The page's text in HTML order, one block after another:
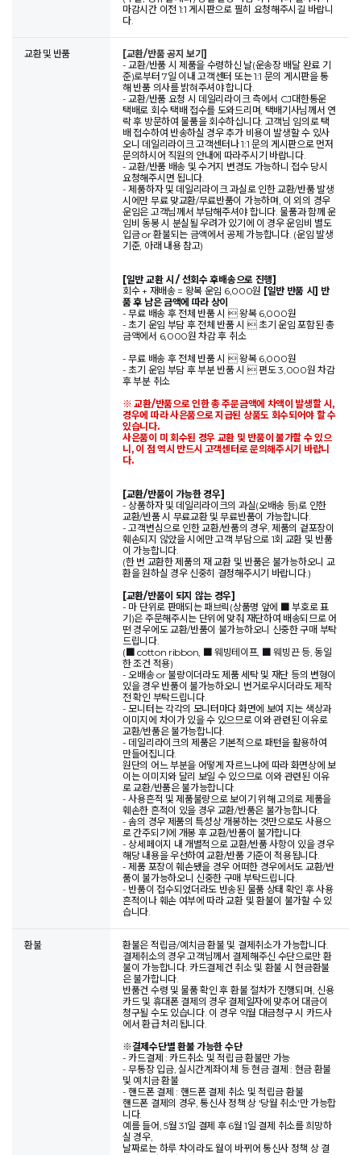
마감시간 이전 1:1 게시판으로 필히 요청해주시길 바랍니
다.
교환 및 반품
[교환/반품 공지 보기]
- 교환/반품 시 제품을 수령하신 날(운송장 배달 완료 기
준)로부터 7일 이내 고객센터 또는 1:1 문의 게시판을 통
해 반품 의사를 밝혀주셔야 합니다.
- 교환/반품 요청 시 데일리라이크 측에서 CJ대한통운
택배로 회수 택배 접수를 도와드리며, 택배기사님께서 연
락 후 방문하여 물품을 회수하십니다. 고객님 임의로 택
배 접수하여 반송하실 경우 추가 비용이 발생할 수 있사
오니 데일리라이크 고객센터나 1:1 문의 게시판으로 먼저
문의하시어 직원의 안내에 따라주시기 바랍니다.
- 교환/반품 배송 및 수거지 변경도 가능하니 접수 당시
요청해주시면 됩니다.
- 제품하자 및 데일리라이크 과실로 인한 교환/반품 발생
시에만 무료 맞교환/무료반품이 가능하며, 이 외의 경우
운임은 고객님께서 부담해주셔야 합니다. 물품과 함께 운
임비 동봉 시 분실될 우려가 있기에 이 경우 운임비 별도
입금 or 환불되는 금액에서 공제 가능합니다. (운임 발생
기준, 아래 내용 참고)
[일반 교환 시 / 선회수 후배송으로 진행]
회수 + 재배송 = 왕복 운임 6,000원 [일반 반품 시] 반
품 후 남은 금액에 따라 상이
- 무료 배송 후 전체 반품 시  왕복 6,000원
- 초기 운임 부담 후 전체 반품 시  초기 운임 포함된 총
금액에서 6,000원 차감 후 취소
- 무료 배송 후 전체 반품 시  왕복 6,000원
- 초기 운임 부담 후 부분 반품 시  편도 3,000원 차감
후 부분 취소
※ 교환/반품으로 인한 총 주문금액에 차액이 발생할 시,
경우에 따라 사은품으로 지급된 상품도 회수되어야 할 수
있습니다.
사은품이 미 회수된 경우 교환 및 반품이 불가할 수 있으
니, 이 점 역시 반드시 고객센터로 문의해주시기 바랍니
다.
[교환/반품이 가능한 경우]
- 상품하자 및 데일리라이크의 과실(오배송 등)로 인한
교환/반품 시 무료교환 및 무료반품이 가능합니다.
- 고객변심으로 인한 교환/반품의 경우, 제품의 겉포장이
훼손되지 않았을 시에만 고객 부담으로 1회 교환 및 반품
이 가능합니다.
(한 번 교환한 제품의 재 교환 및 반품은 불가능하오니 교
환을 원하실 경우 신중히 결정해주시기 바랍니다.)
[교환/반품이 되지 않는 경우]
- 마 단위로 판매되는 패브릭(상품명 앞에 ■ 부호로 표
기)은 주문해주시는 단위에 맞춰 재단하여 배송되므로 어
떤 경우에도 교환/반품이 불가능하오니 신중한 구매 부탁
드립니다.
(■ cotton ribbon, ■ 웨빙테이프, ■ 웨빙끈 등, 동일
한 조건 적용)
- 오배송 or 불량이더라도 제품 세탁 및 재단 등의 변형이
있을 경우 반품이 불가능하오니 번거로우시더라도 제작
전 확인 부탁드립니다.
- 모니터는 각각의 모니터마다 화면에 보여 지는 색상과
이미지에 차이가 있을 수 있으므로 이와 관련된 이유로
교환/반품은 불가능합니다.
- 데일리라이크의 제품은 기본적으로 패턴을 활용하여
만들어집니다.
원단의 어느 부분을 어떻게 자르느냐에 따라 화면상에 보
이는 이미지와 달리 보일 수 있으므로 이와 관련된 이유
로 교환/반품은 불가능합니다.
- 사용흔적 및 제품불량으로 보이기 위해 고의로 제품을
훼손한 흔적이 있을 경우 교환/반품은 불가능합니다.
- 솜의 경우 제품의 특성상 개봉하는 것만으로도 사용으
로 간주되기에 개봉 후 교환/반품이 불가합니다.
- 상세페이지 내 개별적으로 교환/반품 사항이 있을 경우
해당 내용을 우선하여 교환/반품 기준이 적용됩니다.
- 제품 포장이 훼손됐을 경우 어떠한 경우에서도 교환/반
품이 불가능하오니 신중한 구매 부탁드립니다.
- 반품이 접수되었더라도 반송된 물품 상태 확인 후 사용
흔적이나 훼손 여부에 따라 교환 및 환불이 불가할 수 있
습니다.
환불
환불은 적립금/예치금 환불 및 결제취소가 가능합니다.
결제취소의 경우 고객님께서 결제해주신 수단으로만 환
불이 가능합니다. 카드결제건 취소 및 환불 시 현금환불
은 불가합니다.
반품건 수령 및 물품 확인 후 환불 절차가 진행되며, 신용
카드 및 휴대폰 결제의 경우 결제일자에 맞추어 대금이
청구될 수도 있습니다. 이 경우 익월 대금청구 시 카드사
에서 환급 처리됩니다.
※결제수단별 환불 가능한 수단
- 카드결제 : 카드취소 및 적립금 환불만 가능
- 무통장 입금, 실시간계좌이체 등 현금 결제 : 현금 환불
및 예치금 환불
- 핸드폰 결제 : 핸드폰 결제 취소 및 적립금 환불
핸드폰 결제의 경우, 통신사 정책 상 '당월 취소'만 가능합
니다.
예를 들어, 5월 31일 결제 후 6월 1일 결제 취소를 희망하
실 경우,
날짜로는 하루 차이라도 월이 바뀌어 통신사 정책 상 결